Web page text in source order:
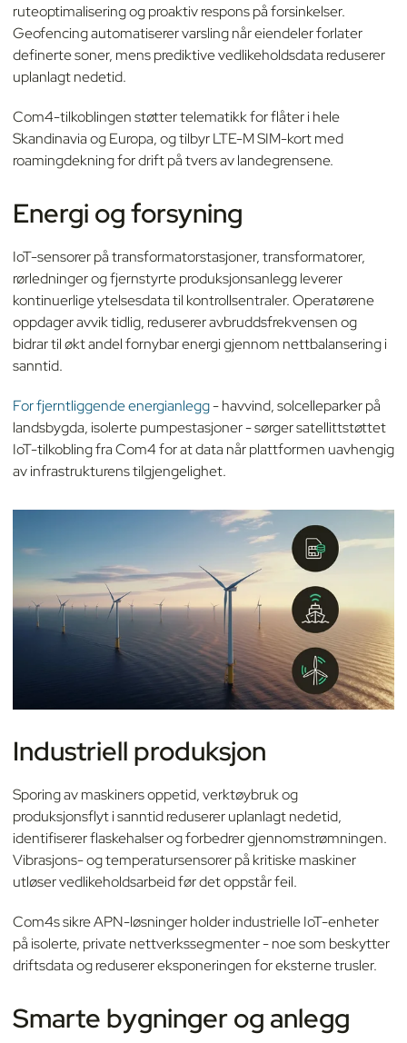
ruteoptimalisering og proaktiv respons på forsinkelser.
Geofencing automatiserer varsling når eiendeler forlater
definerte soner, mens prediktive vedlikeholdsdata reduserer
uplanlagt nedetid.
Com4-tilkoblingen støtter telematikk for flåter i hele
Skandinavia og Europa, og tilbyr LTE-M SIM-kort med
roamingdekning for drift på tvers av landegrensene.
Energi og forsyning
IoT-sensorer på transformatorstasjoner, transformatorer,
rørledninger og fjernstyrte produksjonsanlegg leverer
kontinuerlige ytelsesdata til kontrollsentraler. Operatørene
oppdager avvik tidlig, reduserer avbruddsfrekvensen og
bidrar til økt andel fornybar energi gjennom nettbalansering i
sanntid.
For fjerntliggende energianlegg- havvind, solcelleparker på
landsbygda, isolerte pumpestasjoner - sørger satellittstøttet
IoT-tilkobling fra Com4 for at data når plattformen uavhengig
av infrastrukturens tilgjengelighet.
Industriell produksjon
Sporing av maskiners oppetid, verktøybruk og
produksjonsflyt i sanntid reduserer uplanlagt nedetid,
identifiserer flaskehalser og forbedrer gjennomstrømningen.
Vibrasjons- og temperatursensorer på kritiske maskiner
utløser vedlikeholdsarbeid før det oppstår feil.
Com4s sikre APN-løsninger holder industrielle IoT-enheter
på isolerte, private nettverkssegmenter - noe som beskytter
driftsdata og reduserer eksponeringen for eksterne trusler.
Smarte bygninger og anlegg